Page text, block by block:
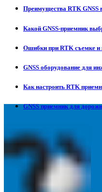
Преимущества RTK GNSS
Какой GNSS-приемник
Ошибки при RTK съемке и
GNSS оборудование для
Как настроить RTK
GNSS приемник для